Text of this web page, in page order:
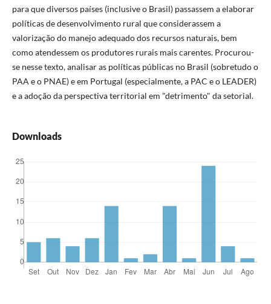
para que diversos países (inclusive o Brasil) passassem a elaborar
políticas de desenvolvimento rural que considerassem a
valorização do manejo adequado dos recursos naturais, bem
como atendessem os produtores rurais mais carentes. Procurou-
se nesse texto, analisar as políticas públicas no Brasil (sobretudo o
PAA e o PNAE) e em Portugal (especialmente, a PAC e o LEADER)
e a adoção da perspectiva territorial em "detrimento" da setorial.
Downloads